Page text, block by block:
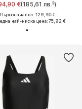
€(185,61 лв.³)
Първоначално: 129,90 €
най-ниска цена:75,92 €